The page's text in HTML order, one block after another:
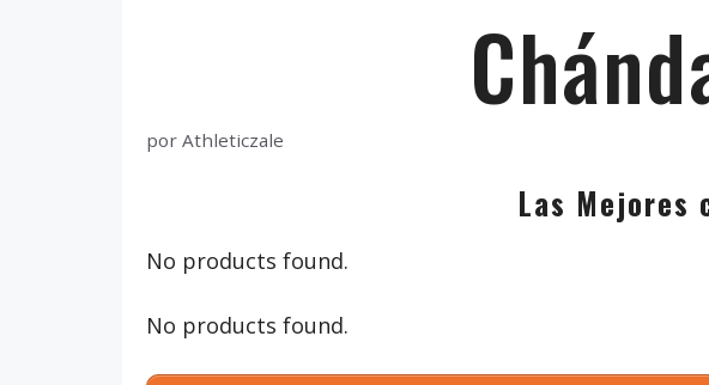
por Athleticzale
Las Mejores
No products found.
No products found.